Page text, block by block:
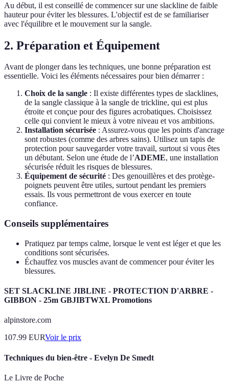
Au début, il est conseillé de commencer sur une slackline de faible
hauteur pour éviter les blessures. L'objectif est de se familiariser
avec l'équilibre et le mouvement sur la sangle.
2. Préparation et Équipement
Avant de plonger dans les techniques, une bonne préparation est
essentielle. Voici les éléments nécessaires pour bien démarrer :
Choix de la sangle : Il existe différentes types de slacklines,
de la sangle classique à la sangle de trickline, qui est plus
étroite et conçue pour des figures acrobatiques. Choisissez
celle qui convient le mieux à votre niveau et vos ambitions.
Installation sécurisée : Assurez-vous que les points d'ancrage
sont robustes (comme des arbres sains). Utilisez un tapis de
protection pour sauvegarder votre travail, surtout si vous êtes
un débutant. Selon une étude de l’ADEME, une installation
sécurisée réduit les risques de blessures.
Équipement de sécurité : Des genouillères et des protège-
poignets peuvent être utiles, surtout pendant les premiers
essais. Ils vous permettront de vous exercer en toute
confiance.
Conseils supplémentaires
Pratiquez par temps calme, lorsque le vent est léger et que les
conditions sont sécurisées.
Échauffez vos muscles avant de commencer pour éviter les
blessures.
SET SLACKLINE JIBLINE - PROTECTION D'ARBRE -
GIBBON - 25m GBJIBTWXL Promotions
alpinstore.com
107.99 EURVoir le prix
Techniques du bien-être - Evelyn De Smedt
Le Livre de Poche